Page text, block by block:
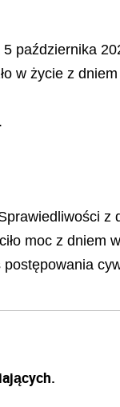
października
w życie z
moc z dniem